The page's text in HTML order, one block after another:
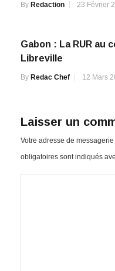
By Redaction 23 Février
Gabon : La RUR au
Libreville
By Redac Chef 12 Mars
Laisser un
Votre adresse de
obligatoires sont indiqués